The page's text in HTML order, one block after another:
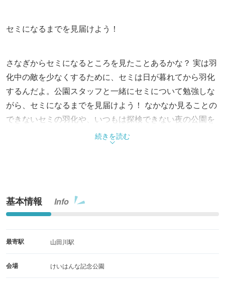
セミになるまでを見届けよう！
さなぎからセミになるところを見たことあるかな？ 実は羽
化中の敵を少なくするために、セミは日が暮れてから羽化
するんだよ。公園スタッフと一緒にセミについて勉強しな
がら、セミになるまでを見届けよう！ なかなか見ることの
できないセミの羽化や、いつもは探検できない夜の公園を
楽しめるチャンス！ 事前申込制。
続きを読む
基本情報 Info
最寄駅 山田川駅
会場 けいはんな記念公園